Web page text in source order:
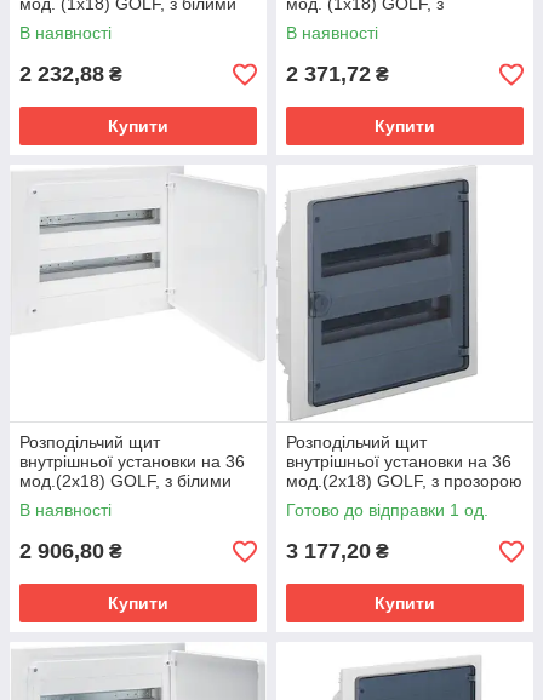
дверцятами
В наявності
2 232,88 ₴
Купити
прозорою дверцятами
В наявності
2 371,72 ₴
Купити
Розподільчий щит
внутрішньої установки на 36
мод.(2х18) GOLF, з білими
дверцятами
В наявності
2 906,80 ₴
Купити
Розподільчий щит
внутрішньої установки на 36
мод.(2х18) GOLF, з прозорою
дверцятами
Готово до відправки 1 од.
3 177,20 ₴
Купити